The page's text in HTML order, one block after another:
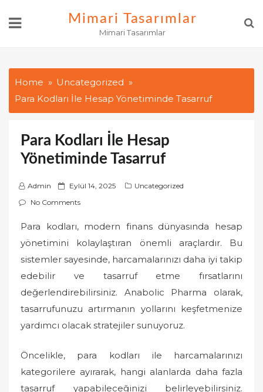
Mimari Tasarımlar
Mimari Tasarımlar
Home
Uncategorized
Para Kodları İle Hesap Yönetiminde Tasarruf
Para Kodları İle Hesap
Yönetiminde Tasarruf
Admin
P
o
t
e
d
Eylül 14, 2025
Uncategorized
No Comments
Para kodları, modern finans dünyasında hesap
yönetimini kolaylaştıran önemli araçlardır. Bu
sistemler sayesinde, harcamalarınızı daha iyi takip
edebilir ve tasarruf etme fırsatlarını
değerlendirebilirsiniz. Anabolic Pharma olarak,
tasarrufunuzu artırmanın yollarını keşfetmenize
yardımcı olacak stratejiler sunuyoruz.
Öncelikle, para kodları ile harcamalarınızı
kategorilere ayırarak, hangi alanlarda daha fazla
tasarruf yapabileceğinizi belirleyebilirsiniz.